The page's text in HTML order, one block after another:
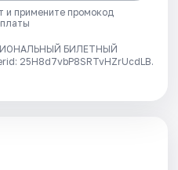
и примените промокод
БИЛЕТНЫЙ
25H8d7vbP8SRTvHZrUcdLB.